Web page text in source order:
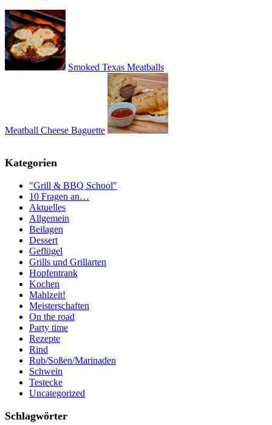
Smoked Texas Meatballs
Meatball Cheese Baguette
Kategorien
"Grill & BBQ School"
10 Fragen an…
Aktuelles
Allgemein
Beilagen
Dessert
Geflügel
Grills und Grillarten
Hopfentrank
Kochen
Mahlzeit!
Meisterschaften
On the road
Party time
Rezepte
Rind
Rub/Soßen/Marinaden
Schwein
Testecke
Uncategorized
Schlagwörter